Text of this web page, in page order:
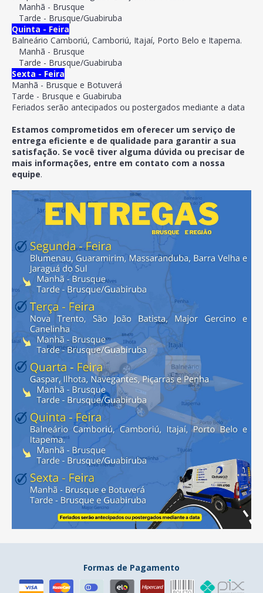
Manhã - Brusque
Tarde - Brusque/Guabiruba
Quinta - Feira
Balneário Camboriú, Camboriú, Itajaí, Porto Belo e Itapema.
Manhã - Brusque
Tarde - Brusque/Guabiruba
Sexta - Feira
Manhã - Brusque e Botuverá
Tarde - Brusque e Guabiruba
Feriados serão antecipados ou postergados mediante a data
Estamos comprometidos em oferecer um serviço de
entrega eficiente e de qualidade para garantir a sua
satisfação. Se você tiver alguma dúvida ou precisar de
mais informações, entre em contato com a nossa
equipe.
Formas de Pagamento